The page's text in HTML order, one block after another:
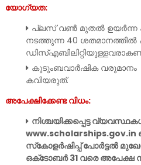
യോഗ്യത:
പ്ലസ് വൺ മുതൽ ഉയർന്ന
നടത്തുന്ന 40
കുടുംബവാർഷിക വരുമാനം
കവിയരുത്.
അപേക്ഷിക്കേണ്ട വിധം:
നിശ്ചയിക്കപ്പെട്ട
സ്‌കോളർഷിപ്പ് പോർട്ടൽ
ഒക്‌ടോബർ 31 വരെ അപേക്ഷ